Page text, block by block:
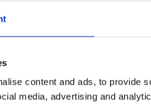
content and ads, to provide
media, advertising and